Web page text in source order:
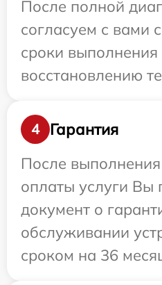
После полной
согласуем с вами
сроки
восстановлению
4
Гарантия
После
оплаты услуги Вы
документ о
обслуживании
сроком на 36